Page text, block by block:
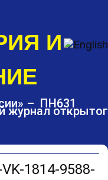
И
– ПН631
1814-9588-